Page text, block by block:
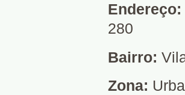
Endereço:
280
Bairro:
Zona: